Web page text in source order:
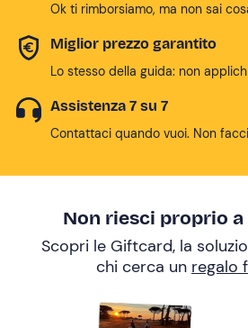
Ok ti rimborsiamo, ma non sai
Miglior prezzo garantito
Lo stesso della guida: non
Assistenza 7 su 7
Contattaci quando vuoi. Non
Non riesci proprio a
Scopri le Giftcard, la
chi cerca un regalo